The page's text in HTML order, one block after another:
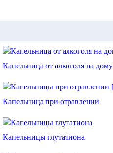
Капельница от алкоголя на дому
Капельница при отравлении
Капельницы глутатиона